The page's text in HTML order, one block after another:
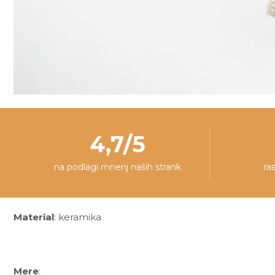
4,7/5
na podlagi mnenj naših strank
Material: keramika
Mere: